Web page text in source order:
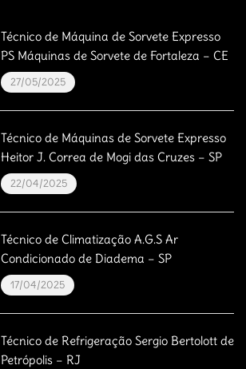
Técnico de Máquina de Sorvete Expresso
PS Máquinas de Sorvete de Fortaleza – CE
27/05/2025
Técnico de Máquinas de Sorvete Expresso
Heitor J. Correa de Mogi das Cruzes – SP
22/04/2025
Técnico de Climatização A.G.S Ar
Condicionado de Diadema – SP
17/04/2025
Técnico de Refrigeração Sergio Bertolott de
Petrópolis – RJ